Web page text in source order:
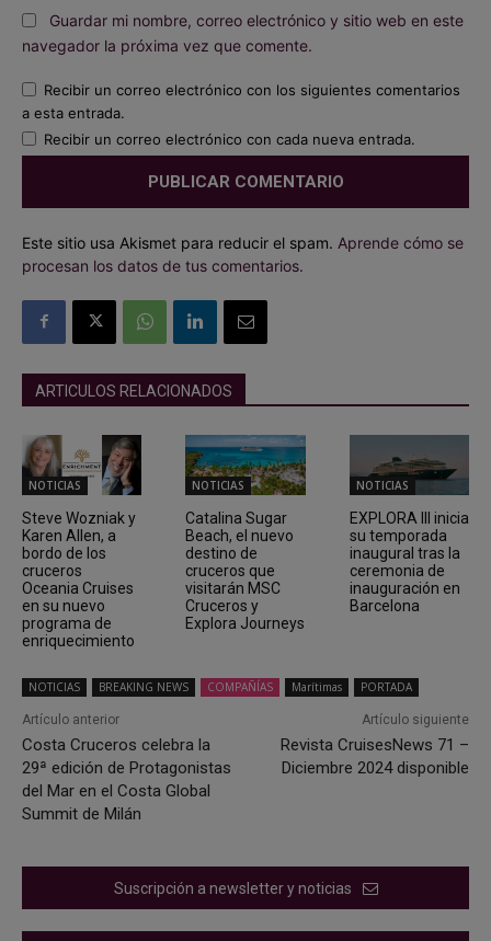
Guardar mi nombre, correo electrónico y sitio web en este
navegador la próxima vez que comente.
Recibir un correo electrónico con los siguientes comentarios
a esta entrada.
Recibir un correo electrónico con cada nueva entrada.
Este sitio usa Akismet para reducir el spam. Aprende cómo se
procesan los datos de tus comentarios.
ARTICULOS RELACIONADOS
NOTICIAS
Steve Wozniak y
Karen Allen, a
bordo de los
cruceros
Oceania Cruises
en su nuevo
programa de
enriquecimiento
NOTICIAS
Catalina Sugar
Beach, el nuevo
destino de
cruceros que
visitarán MSC
Cruceros y
Explora Journeys
NOTICIAS
EXPLORA III inicia
su temporada
inaugural tras la
ceremonia de
inauguración en
Barcelona
NOTICIAS BREAKING NEWS COMPAÑÍAS Marítimas PORTADA
Artículo anterior
Costa Cruceros celebra la
29ª edición de Protagonistas
del Mar en el Costa Global
Summit de Milán
Artículo siguiente
Revista CruisesNews 71 –
Diciembre 2024 disponible
Suscripción a newsletter y noticias